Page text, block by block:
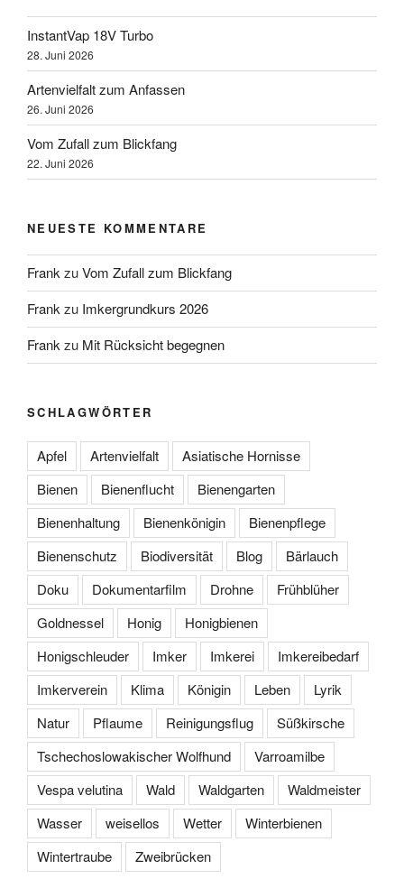
InstantVap 18V Turbo
28. Juni 2026
Artenvielfalt zum Anfassen
26. Juni 2026
Vom Zufall zum Blickfang
22. Juni 2026
NEUESTE KOMMENTARE
Frank zuVom Zufall zum Blickfang
Frank zu Imkergrundkurs 2026
Frank zu Mit Rücksicht begegnen
SCHLAGWÖRTER
Apfel Artenvielfalt
Asiatische Hornisse
Bienen
Bienenflucht
Bienengarten
Bienenhaltung
Bienenkönigin
Bienenpflege
Bienenschutz
Biodiversität Blog
Bärlauch
Doku
Dokumentarfilm Drohne
Frühblüher
Goldnessel
Honig
Honigbienen
Honigschleuder
Imker Imkerei
Imkereibedarf
Imkerverein
Klima Königin Leben
Lyrik
Natur
Pflaume Reinigungsflug
Süßkirsche
Tschechoslowakischer Wolfhund
Varroamilbe
Vespa velutina
Wald Waldgarten
Waldmeister
Wasser
weisellos Wetter
Winterbienen
Wintertraube
Zweibrücken